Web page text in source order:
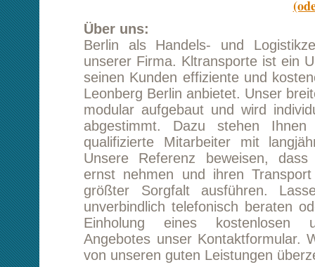
Berlin als Handels- und Logistikzentrum
unserer Firma. Kltransporte ist ein
seinen Kunden effiziente und
Leonberg Berlin anbietet. Unser breites
modular aufgebaut und wird individuell mit
abgestimmt. Dazu stehen Ihnen in
qualifizierte Mitarbeiter mit langjähriger zur
Unsere Referenz beweisen, dass wir
ernst nehmen und ihren Transport
größter Sorgfalt ausführen. Lassen Sie
unverbindlich telefonisch beraten oder
Einholung eines kostenlosen und
Angebotes unser Kontaktformular. Wir
von unseren guten Leistungen überzeugen.
Dienstleister:
Wir sehen uns in erster Linie als Dienstleister
fester Bestandteil unserer Firmenphilosophie.
Kunden einen optimalen Service bieten zu
wir unser Dienstleistungsangebot möglichst